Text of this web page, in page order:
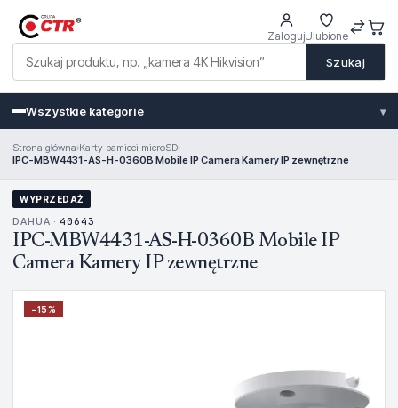
Szukaj
ZalogujUlubione
Wszystkie kategorie ▾
Strona główna›Karty pamieci microSD›
IPC-MBW4431-AS-H-0360B Mobile IP Camera Kamery IP zewnętrzne
WYPRZEDAŻ
DAHUA · 40643
IPC-MBW4431-AS-H-0360B Mobile IP
Camera Kamery IP zewnętrzne
−15%